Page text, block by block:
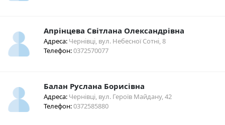
Апрінцева Світлана Олександрівна
Адреса:Чернівці, вул. Небесної Сотні, 8
Телефон:0372570077
Балан Руслана Борисівна
Адреса:Чернівці, вул. Героїв Майдану, 42
Телефон:0372585880